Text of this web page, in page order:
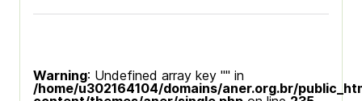
Warning: Undefined array key "" in
/home/u302164104/domains/aner.org.br/